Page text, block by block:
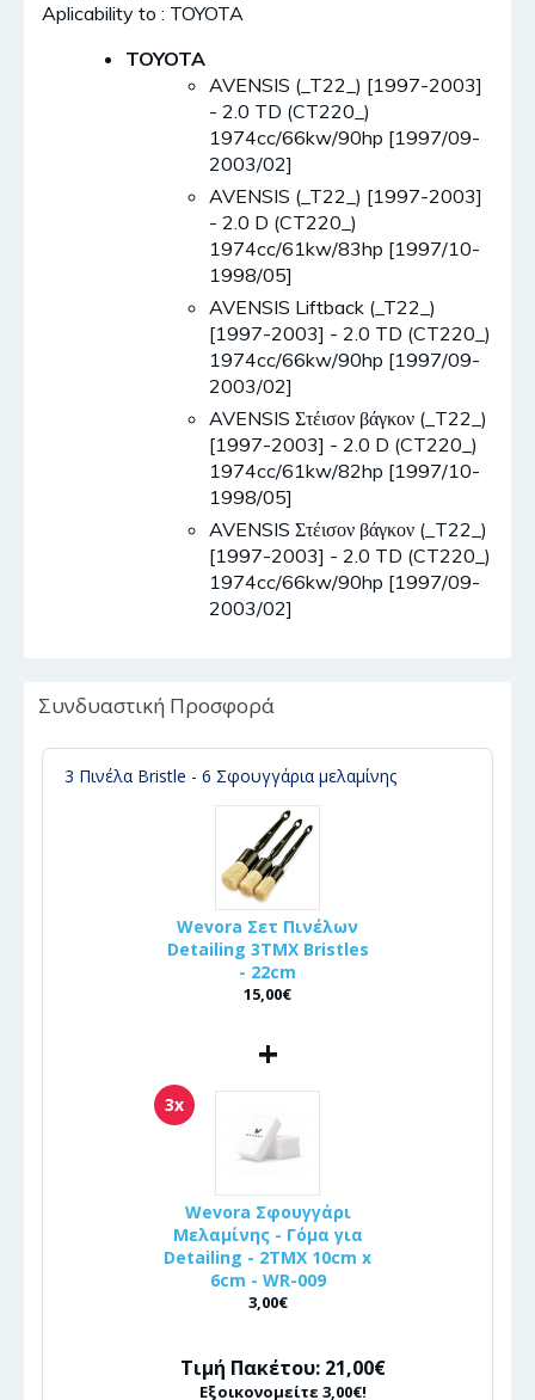
Aplicability to : TOYOTA
TOYOTA
AVENSIS (_T22_) [1997-2003]
- 2.0 TD (CT220_)
1974cc/66kw/90hp [1997/09-
2003/02]
AVENSIS (_T22_) [1997-2003]
- 2.0 D (CT220_)
1974cc/61kw/83hp [1997/10-
1998/05]
AVENSIS Liftback (_T22_)
[1997-2003] - 2.0 TD (CT220_)
1974cc/66kw/90hp [1997/09-
2003/02]
AVENSIS Στέισον βάγκον (_T22_)
[1997-2003] - 2.0 D (CT220_)
1974cc/61kw/82hp [1997/10-
1998/05]
AVENSIS Στέισον βάγκον (_T22_)
[1997-2003] - 2.0 TD (CT220_)
1974cc/66kw/90hp [1997/09-
2003/02]
Συνδυαστική Προσφορά
3 Πινέλα Bristle - 6 Σφουγγάρια μελαμίνης
Wevora Σετ Πινέλων
Detailing 3ΤΜΧ Bristles
- 22cm
15,00€
+
3x
Wevora Σφουγγάρι
Μελαμίνης - Γόμα για
Detailing - 2ΤΜΧ 10cm x
6cm - WR-009
3,00€
Τιμή Πακέτου: 21,00€
Εξοικονομείτε 3,00€!